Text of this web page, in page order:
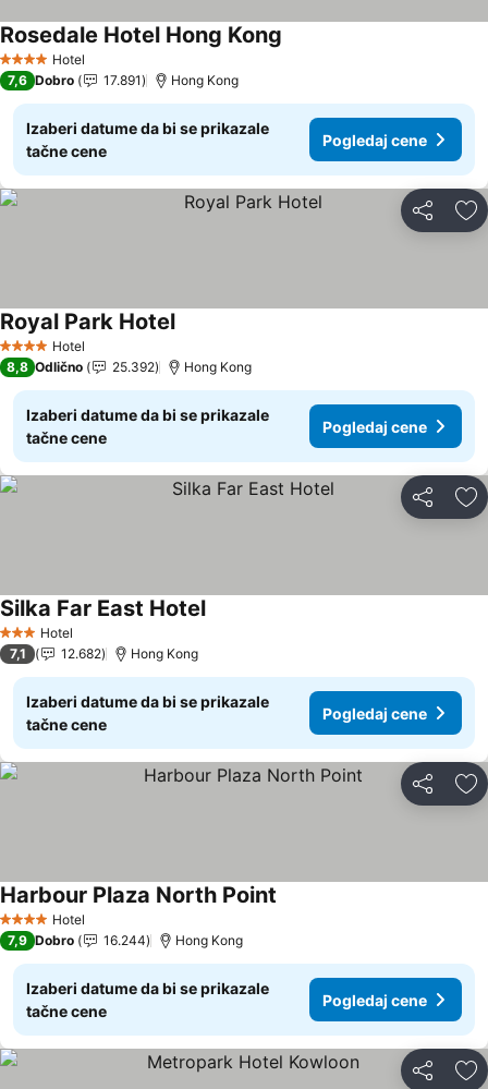
4 ZvezdiceHotel
Rosedale Hotel Hong Kong
7,6 Dobro 17.891 Hong Kong
Izaberi datume da bi se prikazale
tačne cene
Pogledaj cene
Deli
4 ZvezdiceHotel
Royal Park HotelPogledaj cene
8,8 Odlično 25.392 Hong Kong
Izaberi datume da bi se prikazale
tačne cene
Pogledaj cene
Deli
3 Zvezdice
Hotel
Silka Far East HotelPogledaj cene
7,1 12.682 Hong Kong
Izaberi datume da bi se prikazale
tačne cene
Pogledaj cene
Deli
4 ZvezdiceHotel
Harbour Plaza North Point
7,9 Dobro 16.244 Hong Kong
Izaberi datume da bi se prikazale
tačne cene
Pogledaj cene
Deli